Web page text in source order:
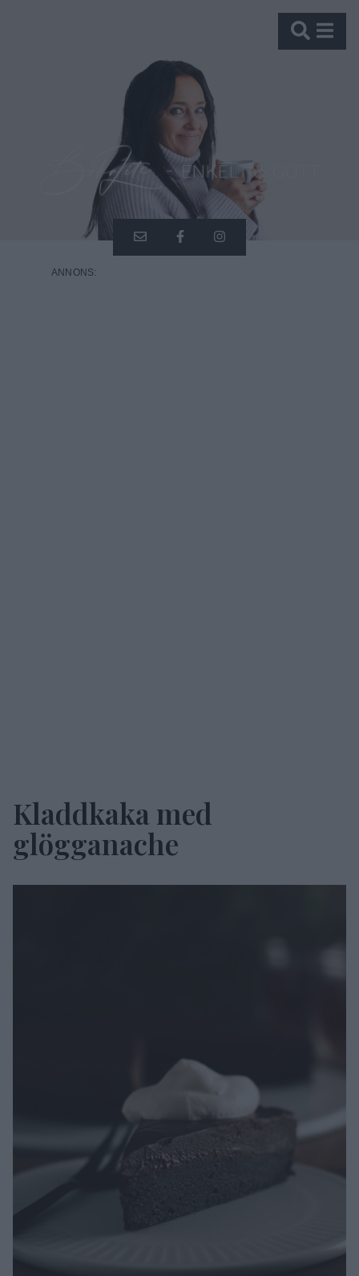
Kladdkaka med
glögganache